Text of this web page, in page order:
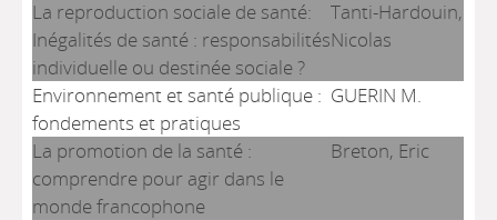
La reproduction sociale de santé:
Inégalités de santé : responsabilités
individuelle ou destinée sociale ?
Tanti-Hardouin,
Nicolas
Environnement et santé publique :
fondements et pratiques
GUERIN M.
La promotion de la santé :
comprendre pour agir dans le
monde francophone
Breton, Eric